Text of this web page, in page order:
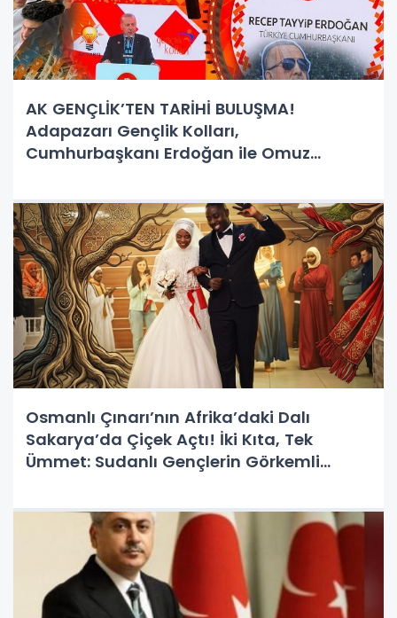
AK GENÇLİK’TEN TARİHİ BULUŞMA!
Adapazarı Gençlik Kolları,
Cumhurbaşkanı Erdoğan ile Omuz
Osmanlı Çınarı’nın Afrika’daki Dalı
Sakarya’da Çiçek Açtı! İki Kıta, Tek
Ümmet: Sudanlı Gençlerin Görkemli